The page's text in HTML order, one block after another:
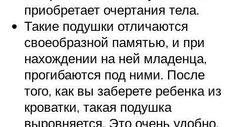
приобретает очертания тела.
Такие подушки отличаются
своеобразной памятью, и при
нахождении на ней младенца,
прогибаются под ними. После
того, как вы заберете ребенка из
кроватки, такая подушка
выровняется. Это очень удобно,